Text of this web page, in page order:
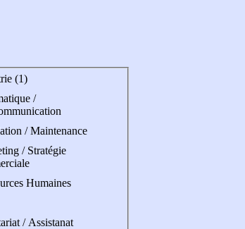
(1)
/
/ Maintenance
/ Stratégie
Humaines
/ Assistanat